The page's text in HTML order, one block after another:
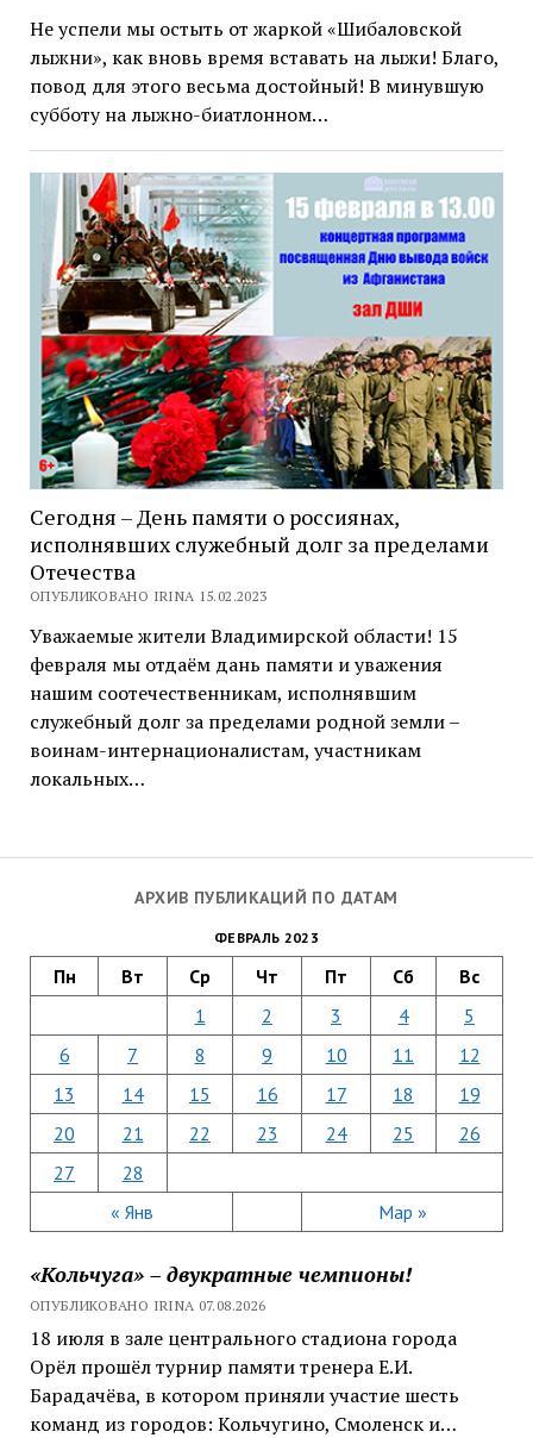
АРХИВ ПУБЛИКАЦИЙ ПО ДАТАМ
ФЕВРАЛЬ 2023
Пн Вт Ср Чт Пт Сб Вс
« Янв Мар »
1 2 3 4
5
6
7 8 9 10 11
12
13
14 15 16 17 18
19
20
21 22 23 24 25
26
27
28
«Кольчуга» – двукратные чемпионы!
ОПУБЛИКОВАНО IRINA 07.08.2026
18 июля в зале центрального стадиона города
Орёл прошёл турнир памяти тренера Е.И.
Барадачёва, в котором приняли участие шесть
команд из городов: Кольчугино, Смоленск и…
Не успели мы остыть от жаркой «Шибаловской
лыжни», как вновь время вставать на лыжи! Благо,
повод для этого весьма достойный! В минувшую
субботу на лыжно-биатлонном…
Сегодня – День памяти о россиянах,
исполнявших служебный долг за пределами
Отечества
ОПУБЛИКОВАНО IRINA 15.02.2023
Уважаемые жители Владимирской области! 15
февраля мы отдаём дань памяти и уважения
нашим соотечественникам, исполнявшим
служебный долг за пределами родной земли –
воинам-интернационалистам, участникам
локальных…